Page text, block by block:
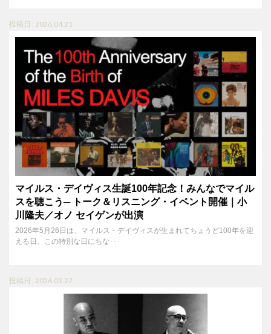
投稿日 : 2026.04.21
マイルス・デイヴィス生誕100年記念！みんなでマイル
スを聴こう─ トーク＆リスニング・イベント開催｜小
川隆夫／オノ セイゲンが出演
2026年5月26日は、マイルス・デイヴィスが生まれてちょうど100年を迎
える日。この特別な日にちな･･･
投稿日 : 2026.03.27